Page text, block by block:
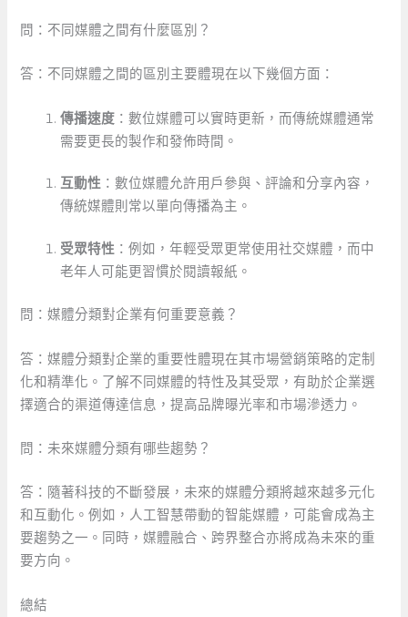
問：不同媒體之間有什麼區別？
答：不同媒體之間的區別主要體現在以下幾個方面：
傳播速度 ：數位媒體可以實時更新，而傳統媒體通常
需要更長的製作和發佈時間。
互動性 ：數位媒體允許用戶參與、評論和分享內容，
傳統媒體則常以單向傳播為主。
受眾特性 ：例如，年輕受眾更常使用社交媒體，而中
老年人可能更習慣於閱讀報紙。
問：媒體分類對企業有何重要意義？
答：媒體分類對企業的重要性體現在其市場營銷策略的定制
化和精準化。了解不同媒體的特性及其受眾，有助於企業選
擇適合的渠道傳達信息，提高品牌曝光率和市場滲透力。
問：未來媒體分類有哪些趨勢？
答：隨著科技的不斷發展，未來的媒體分類將越來越多元化
和互動化。例如，人工智慧帶動的智能媒體，可能會成為主
要趨勢之一。同時，媒體融合、跨界整合亦將成為未來的重
要方向。
總結